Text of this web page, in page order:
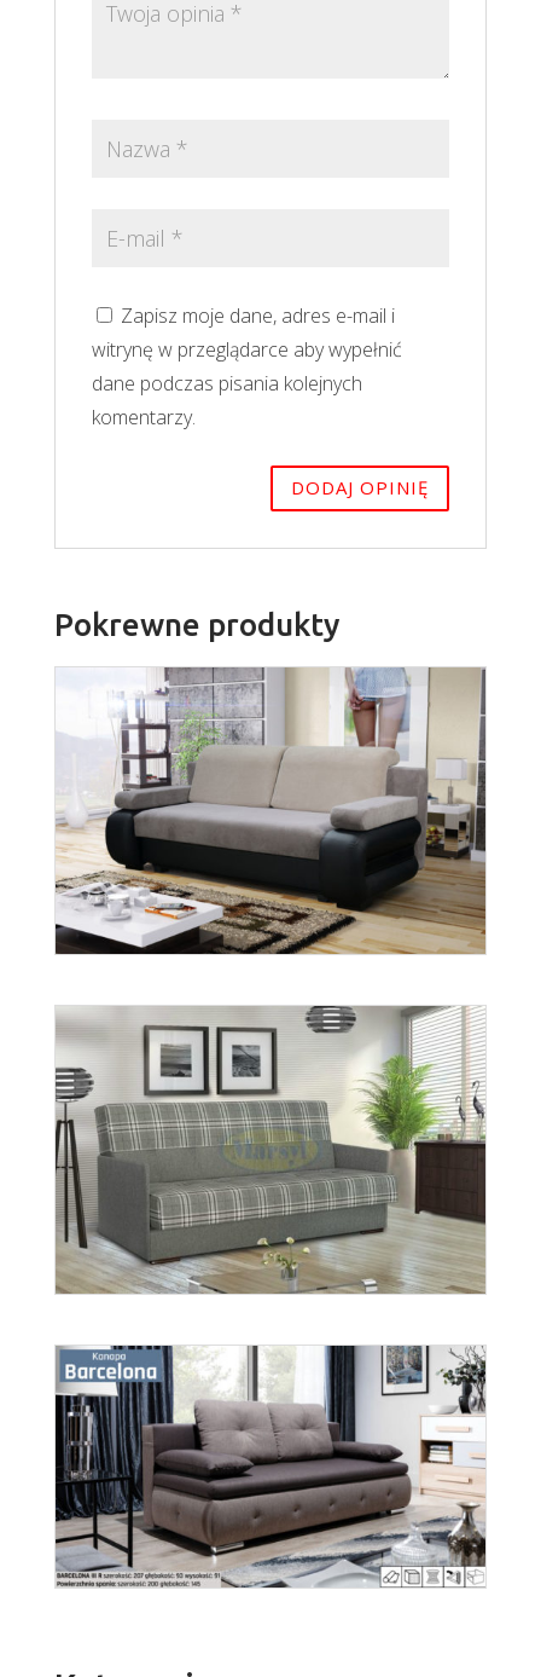
Zapisz moje dane, adres e-mail i
witrynę w przeglądarce aby wypełnić
dane podczas pisania kolejnych
komentarzy.
Pokrewne produkty
Gabi
Więcej
wer. Lena
Więcej